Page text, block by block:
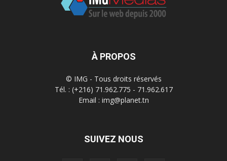
À PROPOS
© IMG - Tous droits réservés
Tél. : (+216) 71.962.775 - 71.962.617
Email : img@planet.tn
SUIVEZ NOUS